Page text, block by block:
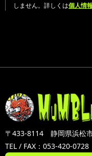
しません。詳しくは個人情
〒433-8114 静岡県浜松
TEL / FAX：053-420-0728